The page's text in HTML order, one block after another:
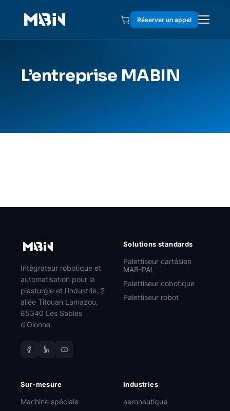
Réserver un appel
L’entreprise MABIN
Intégrateur robotique et
automatisation pour la
plasturgie et l'industrie. 2
allée Titouan Lamazou,
85340 Les Sables
d'Olonne.
Solutions standards
Palettiseur cartésien
MAB-PAL
Palettiseur cobotique
Palettiseur robot
Sur-mesure
Machine spéciale
Industries
aeronautique